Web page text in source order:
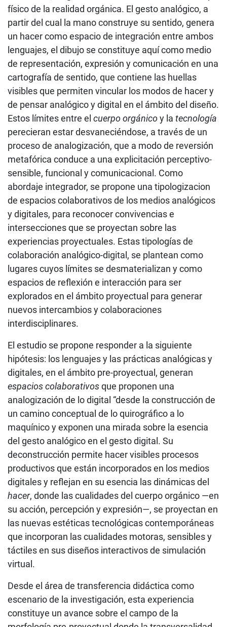
físico de la realidad orgánica. El gesto analógico, a
partir del cual la mano construye su sentido, genera
un hacer como espacio de integración entre ambos
lenguajes, el dibujo se constituye aquí como medio
de representación, expresión y comunicación en una
cartografía de sentido, que contiene las huellas
visibles que permiten vincular los modos de hacer y
de pensar analógico y digital en el ámbito del diseño.
Estos límites entre el cuerpo orgánicoy la tecnología
perecieran estar desvaneciéndose, a través de un
proceso de analogización, que a modo de reversión
metafórica conduce a una explicitación perceptivo-
sensible, funcional y comunicacional. Como
abordaje integrador, se propone una tipologizacion
de espacios colaborativos de los medios analógicos
y digitales, para reconocer convivencias e
intersecciones que se proyectan sobre las
experiencias proyectuales. Estas tipologías de
colaboración analógico-digital, se plantean como
lugares cuyos límites se desmaterializan y como
espacios de reflexión e interacción para ser
explorados en el ámbito proyectual para generar
nuevos intercambios y colaboraciones
interdisciplinares.
El estudio se propone responder a la siguiente
hipótesis: los lenguajes y las prácticas analógicas y
digitales, en el ámbito pre-proyectual, generan
espacios colaborativosque proponen una
analogización de lo digital “desde la construcción de
un camino conceptual de lo quirográfico a lo
maquínico y exponen una mirada sobre la esencia
del gesto analógico en el gesto digital. Su
deconstrucción permite hacer visibles procesos
productivos que están incorporados en los medios
digitales y reflejan en su esencia las dinámicas del
hacer, donde las cualidades del cuerpo orgánico —en
su acción, percepción y expresión—, se proyectan en
las nuevas estéticas tecnológicas contemporáneas
que incorporan las cualidades motoras, sensibles y
táctiles en sus diseños interactivos de simulación
virtual.
Desde el área de transferencia didáctica como
escenario de la investigación, esta experiencia
constituye un avance sobre el campo de la